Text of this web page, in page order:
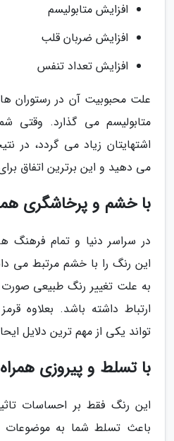
افزایش متابولیسم
افزایش ضربان قلب
افزایش تعداد تنفس
علت محبوبیت آن در رستوران
متابولیسم می گذارد. وقتی
اشتهایتان زیاد می گردد، در
می دهید و این برترین اتفاق
با خشم و پرخاشگری
در سراسر دنیا و تمام فرهنگ
این رنگ را با خشم مرتبط می
به علت تغییر رنگ طبیعی صورت
ارتباط داشته باشد. بعلاوه
تواند یکی از مهم ترین دلایل
با تسلط و پیروزی
این رنگ فقط بر احساسات
باعث تسلط شما به موضوعات